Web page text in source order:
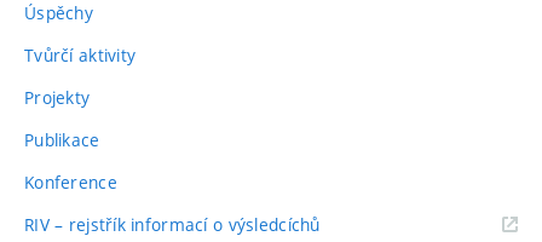
Úspěchy
Tvůrčí aktivity
Projekty
Publikace
Konference
RIV – rejstřík informací o výsledcíchů